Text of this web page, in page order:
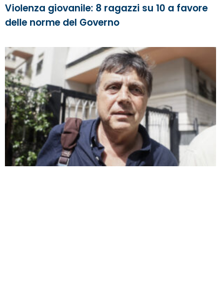
Violenza giovanile: 8 ragazzi su 10 a favore
delle norme del Governo